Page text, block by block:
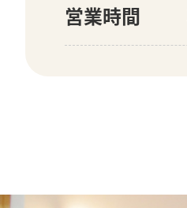
営業時間